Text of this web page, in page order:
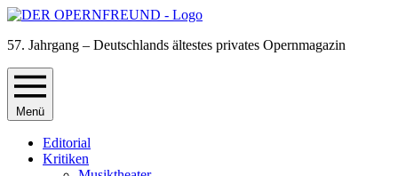
57. Jahrgang – Deutschlands ältestes privates Opernmagazin
Menü
Editorial
Kritiken